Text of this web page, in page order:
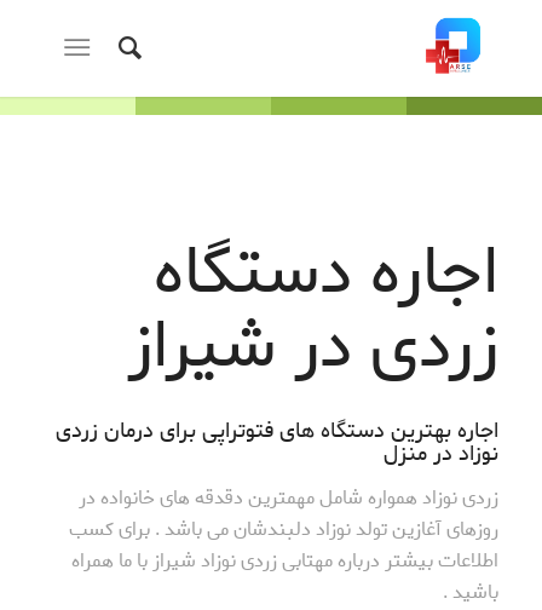
اجاره دستگاه
زردی در شیراز
اجاره بهترین دستگاه های فتوتراپی برای درمان زردی
نوزاد در منزل
زردی نوزاد همواره شامل مهمترین دقدقه های خانواده در
روزهای آغازین تولد نوزاد دلبندشان می باشد . برای کسب
اطلاعات بیشتر درباره مهتابی زردی نوزاد شیراز با ما همراه
باشید .